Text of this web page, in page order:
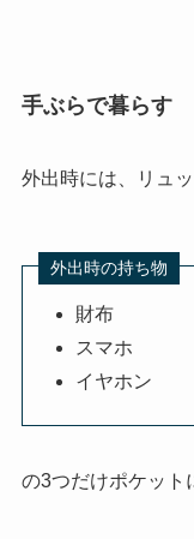
手ぶらで暮らす
外出時には、リュ
外出時の持ち物
財布
スマホ
イヤホン
の3つだけポケット